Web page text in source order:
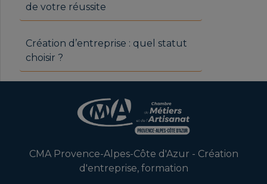
de votre réussite
Création d’entreprise : quel statut
choisir ?
CMA Provence-Alpes-Côte d'Azur - Création
d'entreprise, formation